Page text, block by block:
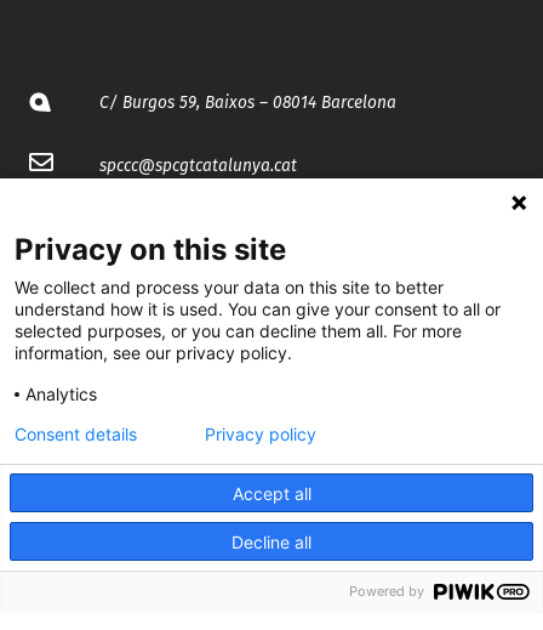
C/ Burgos 59, Baixos – 08014 Barcelona
spccc@spcgtcatalunya.cat
@CGTCatalunya
cgtcatalunya
CGTCatalunya
cgtcatalunya
Desenvolupat per
Privacy on this site
We collect and process your data on this site to better
understand how it is used. You can give your consent to all or
selected purposes, or you can decline them all. For more
information, see our privacy policy.
Analytics
Accept all
Decline all
Consent details Privacy policy
Powered by